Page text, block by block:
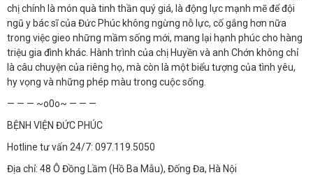
chị chính là món quà tinh thần quý giá, là động lực mạnh mẽ để đội
ngũ y bác sĩ của Đức Phúc không ngừng nỗ lực, cố gắng hơn nữa
trong việc gieo những mầm sống mới, mang lại hạnh phúc cho hàng
triệu gia đình khác. Hành trình của chị Huyền và anh Chớn không chỉ
là câu chuyện của riêng họ, mà còn là một biểu tượng của tình yêu,
hy vọng và những phép màu trong cuộc sống.
— — — ~o0o~ — — —
BỆNH VIỆN ĐỨC PHÚC
Hotline tư vấn 24/7: 097.119.5050
Địa chỉ: 48 Ô Đồng Lầm (Hồ Ba Mẫu), Đống Đa, Hà Nội